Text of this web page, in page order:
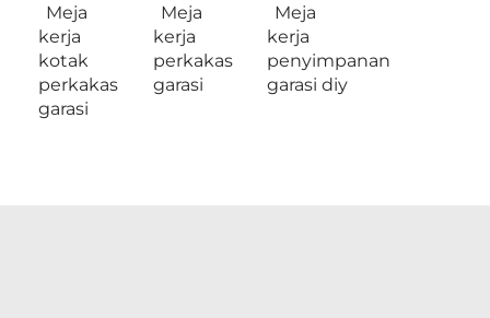
Meja
kerja
kotak
perkakas
garasi
Meja
kerja
perkakas
garasi
Meja
kerja
penyimpanan
garasi diy